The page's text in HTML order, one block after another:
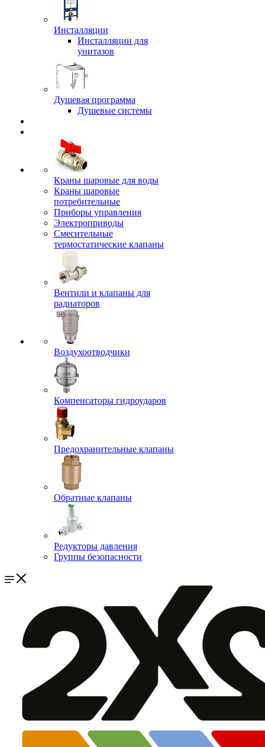
Инсталляции
Инсталляции для
унитазов
Душевая программа
Душевые системы
Краны шаровые для воды
Краны шаровые
потребительные
Приборы управления
Электроприводы
Смесительные
термостатические клапаны
Вентили и клапаны для
радиаторов
Воздухоотводчики
Компенсаторы гидроударов
Предохранительные клапаны
Обратные клапаны
Редукторы давления
Группы безопасности